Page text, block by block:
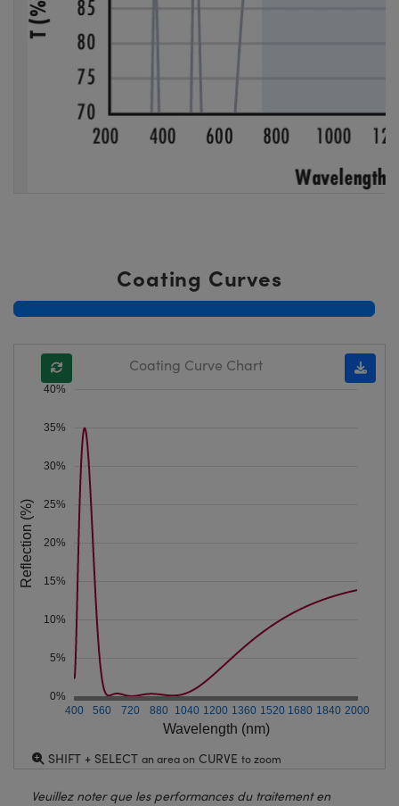
Coating Curves
Wavelength (nm)
400 560 720 880 1040 1200 1360 1520 1680 1840 2000
0%
5%
10%
15%
20%
25%
30%
35%
40%
Reflection (%)
Coating Curve Chart
SHIFT + SELECT an area on CURVE to zoom
Veuillez noter que les performances du traitement en